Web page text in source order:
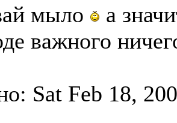
мыло
а
важного
Sat Feb 18,